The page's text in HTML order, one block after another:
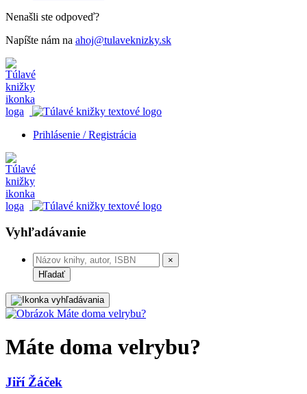
Nenašli ste odpoveď?
Napíšte nám na ahoj@tulaveknizky.sk
Prihlásenie / Registrácia
Vyhľadávanie
×
Hľadať
Máte doma velrybu?
Jiří Žáček